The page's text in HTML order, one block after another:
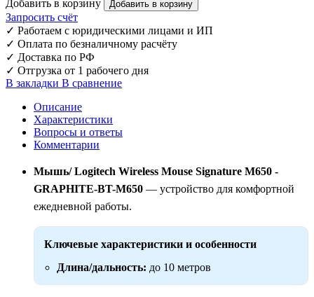
Добавить в корзину
Запросить счёт
✓ Работаем с юридическими лицами и ИП
✓ Оплата по безналичному расчёту
✓ Доставка по РФ
✓ Отгрузка от 1 рабочего дня
В закладки В сравнение
Описание
Характеристики
Вопросы и ответы
Комментарии
Мышь/ Logitech Wireless Mouse Signature M650 -
GRAPHITE-BT-M650 — устройство для комфортной
ежедневной работы.
Ключевые характеристики и особенности
Длина/дальность: до 10 метров